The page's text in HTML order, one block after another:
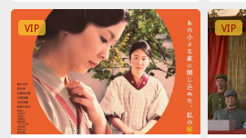
幕]
幕]
VIP VIP